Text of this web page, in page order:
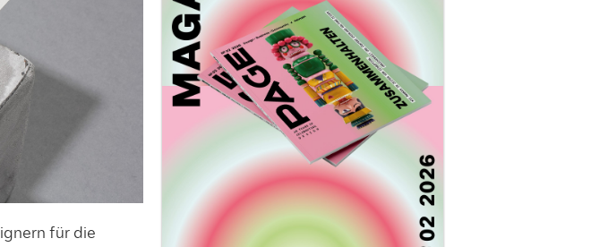
für die